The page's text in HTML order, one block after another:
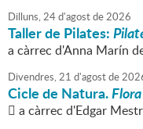
Dilluns,24d'agostde2026
Taller de Pilates:
a càrrec d'Anna Marín
Divendres,21 d'agostde
Cicle de Natura.
 a càrrec d'Edgar